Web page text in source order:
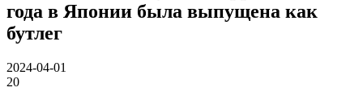
года в Японии была выпущена как
бутлег
2024-04-01
20